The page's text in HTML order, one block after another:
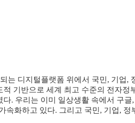
디지털플랫폼 위에서 국민, 기업,
기반으로 세계 최고 수준의 전자
. 우리는 이미 일상생활 속에서 구
화하고 있다. 그리고 국민, 기업,